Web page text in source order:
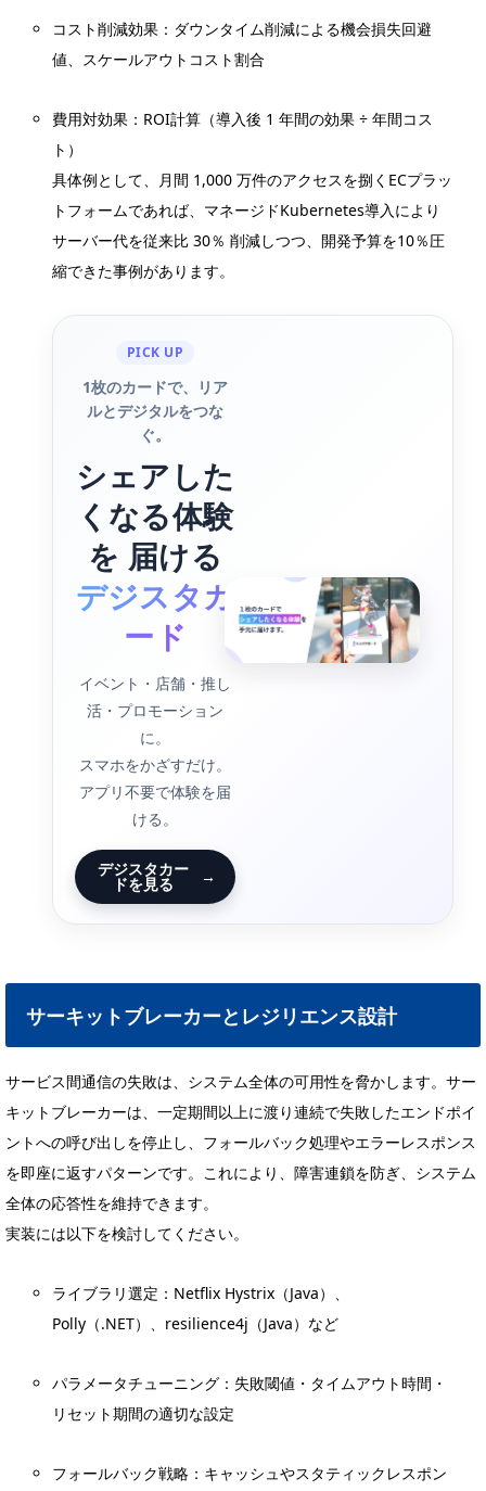
コスト削減効果：ダウンタイム削減による機会損失回避
値、スケールアウトコスト割合
費用対効果：ROI計算（導入後 1 年間の効果 ÷ 年間コス
ト）
具体例として、月間 1,000 万件のアクセスを捌くECプラッ
トフォームであれば、マネージドKubernetes導入により
サーバー代を従来比 30％ 削減しつつ、開発予算を10％圧
縮できた事例があります。
PICK UP
1枚のカードで、リア
ルとデジタルをつな
ぐ。
シェアした
くなる体験
を 届ける
デジスタカ
ード
イベント・店舗・推し
活・プロモーション
に。
スマホをかざすだけ。
アプリ不要で体験を届
ける。
デジスタカー
ドを見る →
サーキットブレーカーとレジリエンス設計
サービス間通信の失敗は、システム全体の可用性を脅かします。サー
キットブレーカーは、一定期間以上に渡り連続で失敗したエンドポイ
ントへの呼び出しを停止し、フォールバック処理やエラーレスポンス
を即座に返すパターンです。これにより、障害連鎖を防ぎ、システム
全体の応答性を維持できます。
実装には以下を検討してください。
ライブラリ選定：Netflix Hystrix（Java）、
Polly（.NET）、resilience4j（Java）など
パラメータチューニング：失敗閾値・タイムアウト時間・
リセット期間の適切な設定
フォールバック戦略：キャッシュやスタティックレスポン